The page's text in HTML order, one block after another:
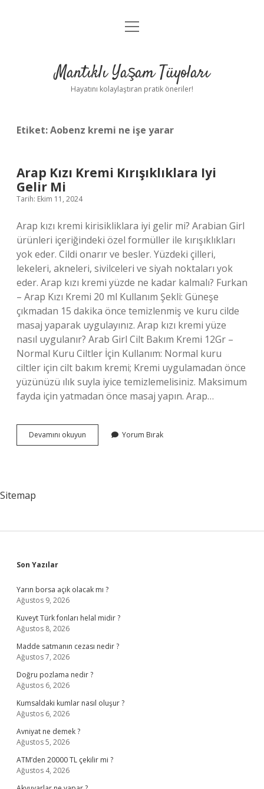
Anasayfa
Yasal Uyarı
menüyü
Mantıklı Yaşam Tüyoları
Hayatını kolaylaştıran pratik öneriler!
Etiket:Aobenz kremi ne işe yarar
Arap Kızı Kremi Kırışıklıklara Iyi
Gelir Mi
Tarih: Ekim 11, 2024
Arap kızı kremi kirisikliklara iyi gelir mi? Arabian Girl
ürünleri içeriğindeki özel formüller ile kırışıklıkları
yok eder. Cildi onarır ve besler. Yüzdeki çilleri,
lekeleri, akneleri, sivilceleri ve siyah noktaları yok
eder. Arap kızı kremi yüzde ne kadar kalmalı? Furkan
– Arap Kızı Kremi 20 ml Kullanım Şekli: Güneşe
çıkmadan 15 dakika önce temizlenmiş ve kuru cilde
masaj yaparak uygulayınız. Arap kızı kremi yüze
nasıl uygulanır? Arab Girl Cilt Bakım Kremi 12Gr –
Normal Kuru Ciltler İçin Kullanım: Normal kuru
ciltler için cilt bakım kremi; Kremi uygulamadan önce
yüzünüzü ılık suyla iyice temizlemelisiniz. Maksimum
fayda için yatmadan önce masaj yapın. Arap…
Devamını okuyun
Kızı
Yorum Bırak
Sitemap
Sidebar
Son Yazılar
Yarın borsa açık olacak mı ?
Ağustos 9, 2026
Kuveyt Türk fonları helal midir ?
Ağustos 8, 2026
Madde satmanın cezası nedir ?
Ağustos 7, 2026
Doğru pozlama nedir ?
Ağustos 6, 2026
Kumsaldaki kumlar nasıl oluşur ?
Ağustos 6, 2026
Avniyat ne demek ?
Ağustos 5, 2026
ATM’den 20000 TL çekilir mi ?
Ağustos 4, 2026